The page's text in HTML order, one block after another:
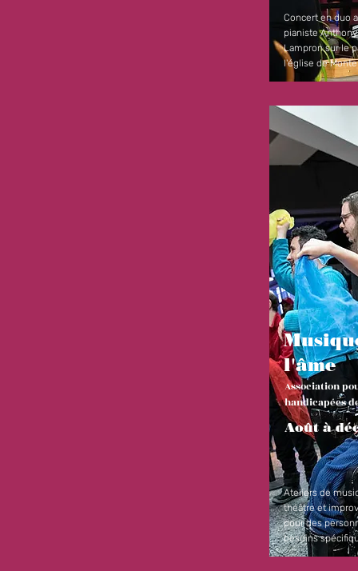
Concert en duo
pianiste Anthony
Lampron sur le
l'église de
l'âme
Association
handicapées
Août à
Ateliers de
théâtre et
pour des
besoins